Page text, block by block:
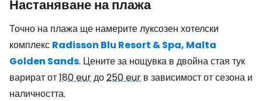
Настаняване на плажа
Точно на плажа ще намерите луксозен хотелски
комплекс Radisson Blu Resort & Spa, Malta
Golden Sands. Цените за нощувка в двойна стая тук
варират от180 eurдо250 eur в зависимост от сезона и
наличността.